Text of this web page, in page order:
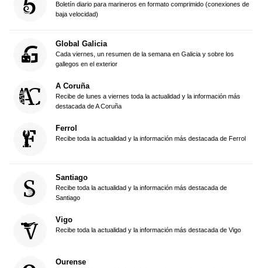
Boletín diario para marineros en formato comprimido (conexiones de
baja velocidad)
Global Galicia
Cada viernes, un resumen de la semana en Galicia y sobre los
gallegos en el exterior
A Coruña
Recibe de lunes a viernes toda la actualidad y la información más
destacada de A Coruña
Ferrol
Recibe toda la actualidad y la información más destacada de Ferrol
Santiago
Recibe toda la actualidad y la información más destacada de
Santiago
Vigo
Recibe toda la actualidad y la información más destacada de Vigo
Ourense